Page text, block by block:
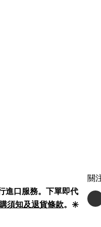
進口服務。下單即代
須知及退貨條款。✳️
關